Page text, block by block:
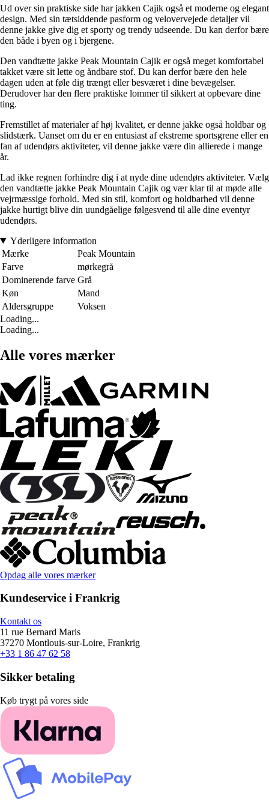
Ud over sin praktiske side har jakken Cajik også et moderne og elegant
design. Med sin tætsiddende pasform og velovervejede detaljer vil
denne jakke give dig et sporty og trendy udseende. Du kan derfor bære
den både i byen og i bjergene.
Den vandtætte jakke Peak Mountain Cajik er også meget komfortabel
takket være sit lette og åndbare stof. Du kan derfor bære den hele
dagen uden at føle dig trængt eller besværet i dine bevægelser.
Derudover har den flere praktiske lommer til sikkert at opbevare dine
ting.
Fremstillet af materialer af høj kvalitet, er denne jakke også holdbar og
slidstærk. Uanset om du er en entusiast af ekstreme sportsgrene eller en
fan af udendørs aktiviteter, vil denne jakke være din allierede i mange
år.
Lad ikke regnen forhindre dig i at nyde dine udendørs aktiviteter. Vælg
den vandtætte jakke Peak Mountain Cajik og vær klar til at møde alle
vejrmæssige forhold. Med sin stil, komfort og holdbarhed vil denne
jakke hurtigt blive din uundgåelige følgesvend til alle dine eventyr
udendørs.
Yderligere information
Mærke
Peak Mountain
Farve
mørkegrå
Dominerende farve Grå
Køn
Mand
Aldersgruppe
Voksen
Loading...
Loading...
Alle vores mærker
Opdag alle vores mærker
Kundeservice i Frankrig
Kontakt os
11 rue Bernard Maris
37270 Montlouis-sur-Loire, Frankrig
+33 1 86 47 62 58
Sikker betaling
Køb trygt på vores side